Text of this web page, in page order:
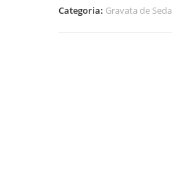
Categoria: Gravata de Seda